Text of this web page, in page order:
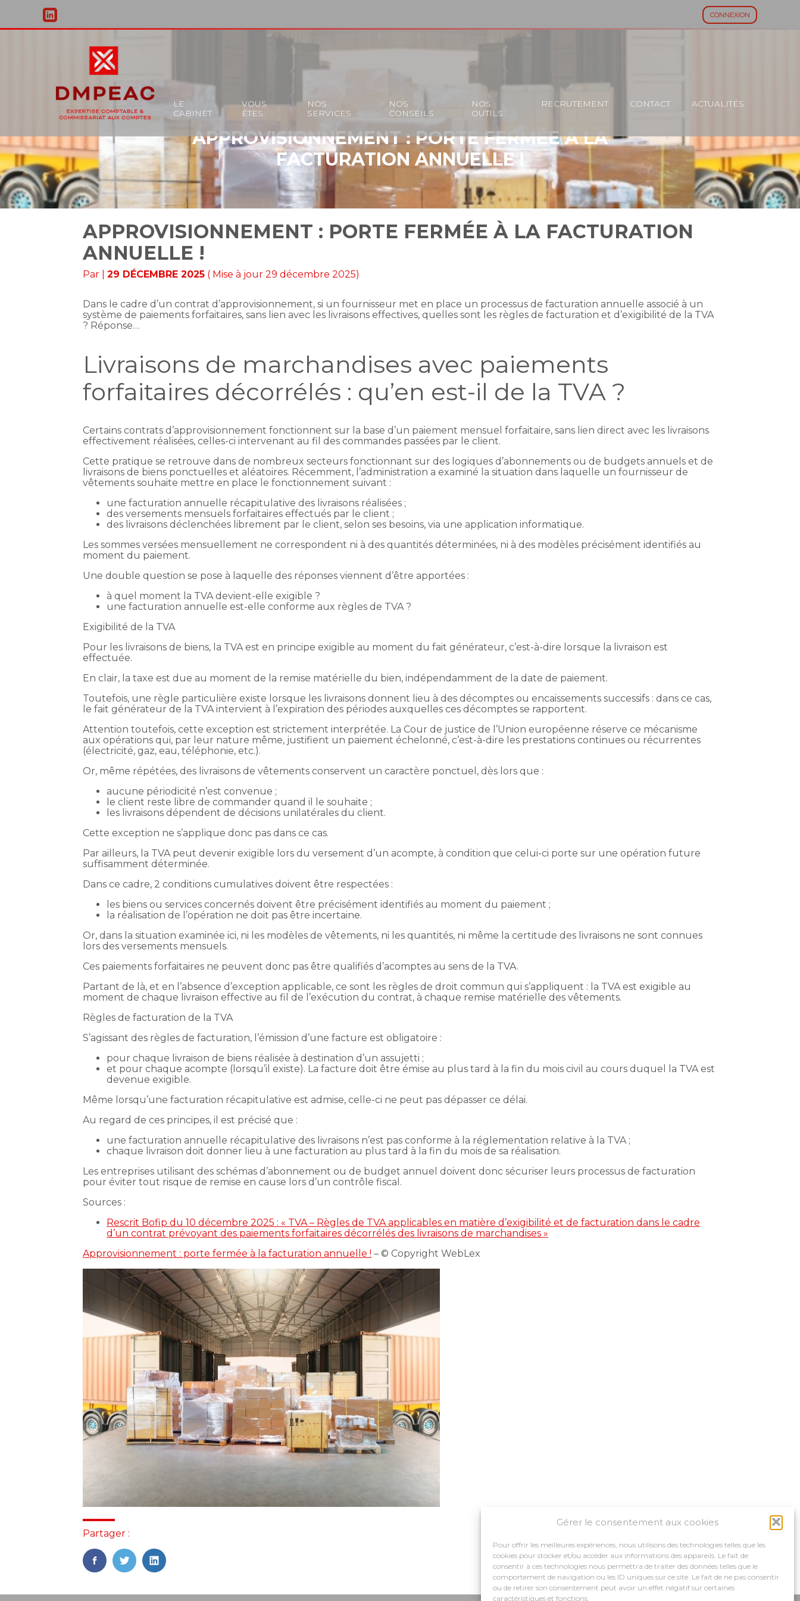
Gérer le consentement aux cookies
Pour offrir les meilleures expériences, nous utilisons des technologies telles que les
cookies pour stocker et/ou accéder aux informations des appareils. Le fait de
consentir à ces technologies nous permettra de traiter des données telles que le
comportement de navigation ou les ID uniques sur ce site. Le fait de ne pas consentir
ou de retirer son consentement peut avoir un effet négatif sur certaines
caractéristiques et fonctions.
CONNEXION
au
contenu
Principal
LE
CABINET
VOUS
ÊTES
NOS
SERVICES
NOS
CONSEILS
NOS
OUTILS
RECRUTEMENT CONTACT ACTUALITÉS
APPROVISIONNEMENT : PORTE FERMÉE À LA
FACTURATION ANNUELLE !
APPROVISIONNEMENT : PORTE FERMÉE À LA FACTURATION
ANNUELLE !
Par |29 DÉCEMBRE 2025 ( Mise à jour 29 décembre 2025)
Dans le cadre d’un contrat d’approvisionnement, si un fournisseur met en place un processus de facturation annuelle associé à un
système de paiements forfaitaires, sans lien avec les livraisons effectives, quelles sont les règles de facturation et d’exigibilité de la TVA
? Réponse…
Livraisons de marchandises avec paiements
forfaitaires décorrélés : qu’en est-il de la TVA ?
Certains contrats d’approvisionnement fonctionnent sur la base d’un paiement mensuel forfaitaire, sans lien direct avec les livraisons
effectivement réalisées, celles-ci intervenant au fil des commandes passées par le client.
Cette pratique se retrouve dans de nombreux secteurs fonctionnant sur des logiques d’abonnements ou de budgets annuels et de
livraisons de biens ponctuelles et aléatoires. Récemment, l’administration a examiné la situation dans laquelle un fournisseur de
vêtements souhaite mettre en place le fonctionnement suivant :
une facturation annuelle récapitulative des livraisons réalisées ;
des versements mensuels forfaitaires effectués par le client ;
des livraisons déclenchées librement par le client, selon ses besoins, via une application informatique.
Les sommes versées mensuellement ne correspondent ni à des quantités déterminées, ni à des modèles précisément identifiés au
moment du paiement.
Une double question se pose à laquelle des réponses viennent d’être apportées :
à quel moment la TVA devient-elle exigible ?
une facturation annuelle est-elle conforme aux règles de TVA ?
Exigibilité de la TVA
Pour les livraisons de biens, la TVA est en principe exigible au moment du fait générateur, c’est-à-dire lorsque la livraison est
effectuée.
En clair, la taxe est due au moment de la remise matérielle du bien, indépendamment de la date de paiement.
Toutefois, une règle particulière existe lorsque les livraisons donnent lieu à des décomptes ou encaissements successifs : dans ce cas,
le fait générateur de la TVA intervient à l’expiration des périodes auxquelles ces décomptes se rapportent.
Attention toutefois, cette exception est strictement interprétée. La Cour de justice de l’Union européenne réserve ce mécanisme
aux opérations qui, par leur nature même, justifient un paiement échelonné, c’est-à-dire les prestations continues ou récurrentes
(électricité, gaz, eau, téléphonie, etc.).
Or, même répétées, des livraisons de vêtements conservent un caractère ponctuel, dès lors que :
aucune périodicité n’est convenue ;
le client reste libre de commander quand il le souhaite ;
les livraisons dépendent de décisions unilatérales du client.
Cette exception ne s’applique donc pas dans ce cas.
Par ailleurs, la TVA peut devenir exigible lors du versement d’un acompte, à condition que celui-ci porte sur une opération future
suffisamment déterminée.
Dans ce cadre, 2 conditions cumulatives doivent être respectées :
les biens ou services concernés doivent être précisément identifiés au moment du paiement ;
la réalisation de l’opération ne doit pas être incertaine.
Or, dans la situation examinée ici, ni les modèles de vêtements, ni les quantités, ni même la certitude des livraisons ne sont connues
lors des versements mensuels.
Ces paiements forfaitaires ne peuvent donc pas être qualifiés d’acomptes au sens de la TVA.
Partant de là, et en l’absence d’exception applicable, ce sont les règles de droit commun qui s’appliquent : la TVA est exigible au
moment de chaque livraison effective au fil de l’exécution du contrat, à chaque remise matérielle des vêtements.
Règles de facturation de la TVA
S’agissant des règles de facturation, l’émission d’une facture est obligatoire :
pour chaque livraison de biens réalisée à destination d’un assujetti ;
et pour chaque acompte (lorsqu’il existe). La facture doit être émise au plus tard à la fin du mois civil au cours duquel la TVA est
devenue exigible.
Même lorsqu’une facturation récapitulative est admise, celle-ci ne peut pas dépasser ce délai.
Au regard de ces principes, il est précisé que :
une facturation annuelle récapitulative des livraisons n’est pas conforme à la réglementation relative à la TVA ;
chaque livraison doit donner lieu à une facturation au plus tard à la fin du mois de sa réalisation.
Les entreprises utilisant des schémas d’abonnement ou de budget annuel doivent donc sécuriser leurs processus de facturation
pour éviter tout risque de remise en cause lors d’un contrôle fiscal.
Sources :
Rescrit Bofip du 10 décembre 2025 : « TVA – Règles de TVA applicables en matière d’exigibilité et de facturation dans le cadre
d’un contrat prévoyant des paiements forfaitaires décorrélés des livraisons de marchandises »
Approvisionnement : porte fermée à la facturation annuelle ! – © Copyright WebLex
Partager :
FaceBook
TwitterLinkedIn